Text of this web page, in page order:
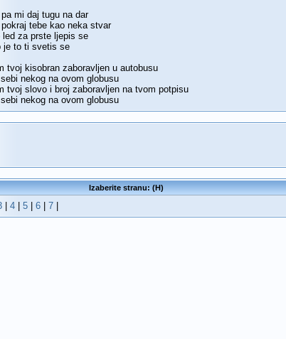
mi daj tugu na dar
tebe kao neka stvar
led za prste ljepis se
je to ti svetis se
tvoj kisobran zaboravljen u autobusu
nekog na ovom globusu
tvoj slovo i broj zaboravljen na tvom potpisu
nekog na ovom globusu
Izaberite stranu: (H)
| 4| 5| 6| 7|